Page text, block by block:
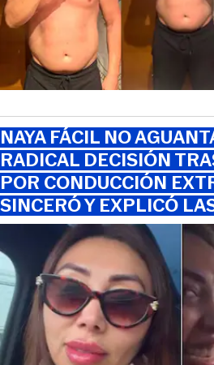
NAYA FÁCIL NO
RADICAL DECISIÓN
POR CONDUCCIÓN
SINCERÓ Y EXPLICÓ